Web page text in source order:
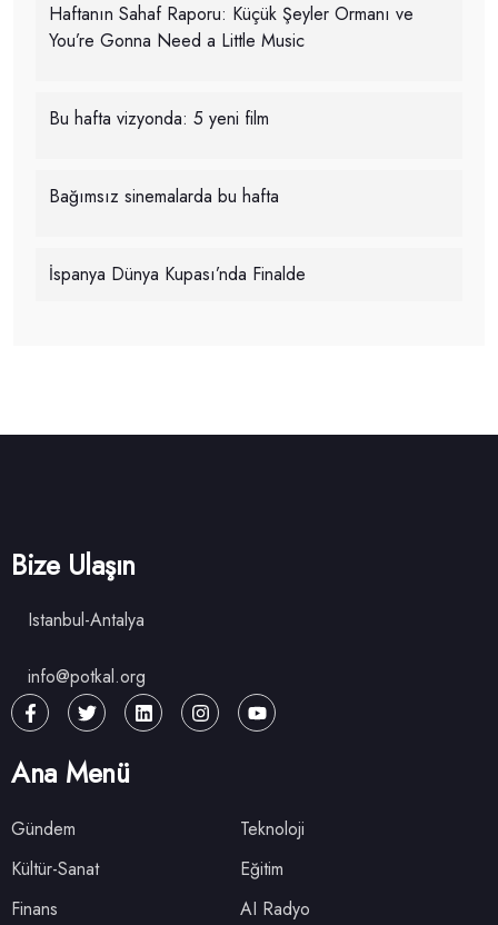
Haftanın Sahaf Raporu: Küçük Şeyler Ormanı ve
You’re Gonna Need a Little Music
Bu hafta vizyonda: 5 yeni film
Bağımsız sinemalarda bu hafta
İspanya Dünya Kupası’nda Finalde
Bize Ulaşın
Istanbul-Antalya
info@potkal.org
Ana Menü
Gündem
Teknoloji
Kültür-Sanat
Eğitim
Finans
AI Radyo